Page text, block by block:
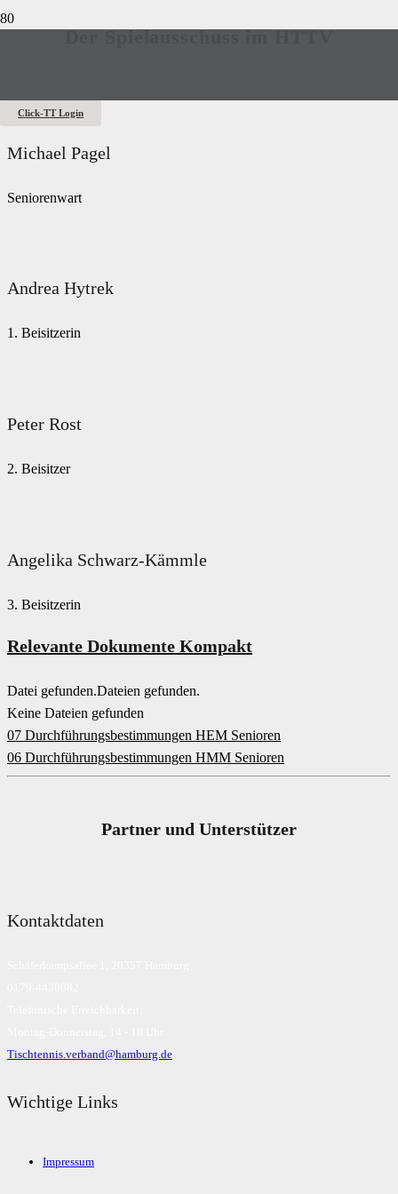
Click-TT Login
Michael Pagel
Seniorenwart
Andrea Hytrek
1. Beisitzerin
Peter Rost
2. Beisitzer
Angelika Schwarz-Kämmle
3. Beisitzerin
Relevante Dokumente Kompakt
Datei gefunden.Dateien gefunden.
Keine Dateien gefunden
07 Durchführungsbestimmungen HEM Senioren
06 Durchführungsbestimmungen HMM Senioren
Partner und Unterstützer
Kontaktdaten
Tischtennis.verband@hamburg.de
Wichtige Links
Impressum